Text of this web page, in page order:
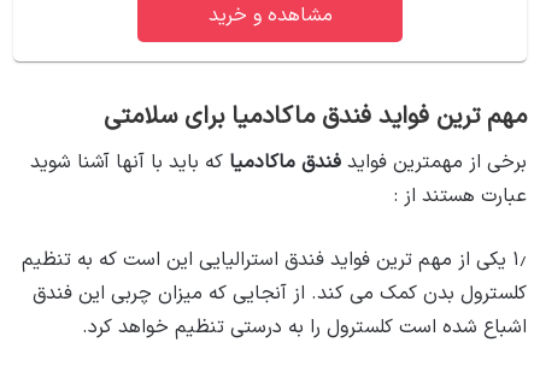
مشاهده و خرید
مهم ترین فواید فندق ماکادمیا برای سلامتی
برخی از مهمترین فواید فندق ماکادمیا که باید با آنها آشنا شوید
عبارت هستند از :
۱٫ یکی از مهم ‌ترین فواید فندق استرالیایی این است که به تنظیم
کلسترول بدن کمک می ‌کند. از آنجایی که میزان چربی این فندق
اشباع شده است کلسترول را به درستی تنظیم خواهد کرد.